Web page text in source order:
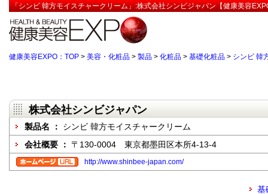
「シンビ 韓方モイスチャークリーム」:株式会社シンビジャパン【健康美容
健康美容EXPO：TOP > 美容・化粧品 > 製品 > 化粧品 > 基礎化粧品 > シンビ 韓
株式会社シンビジャパン
製品名 ： シンビ 韓方モイスチャークリーム
会社概要 ： 〒130-0004 東京都墨田区本所4-13-4
http://www.shinbee-japan.com/
基